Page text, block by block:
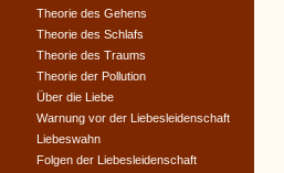
Theorie des Gehens
Theorie des Schlafs
Theorie des Traums
Theorie der Pollution
Über die Liebe
Warnung vor der Liebesleidenschaft
Liebeswahn
Folgen der Liebesleidenschaft